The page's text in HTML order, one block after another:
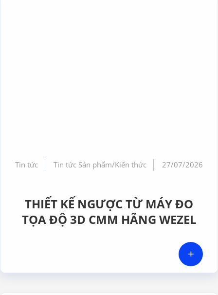
Tin tức Tin tức Sản phẩm/Kiến thức 27/07/2026
THIẾT KẾ NGƯỢC TỪ MÁY ĐO
TỌA ĐỘ 3D CMM HÃNG WEZEL
+